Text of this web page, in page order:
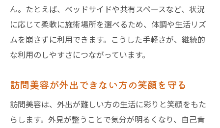
ん。たとえば、ベッドサイドや共有スペースなど、状況
に応じて柔軟に施術場所を選べるため、体調や生活リズ
ムを崩さずに利用できます。こうした手軽さが、継続的
な利用のしやすさにつながっています。
訪問美容が外出できない方の笑顔を守る
訪問美容は、外出が難しい方の生活に彩りと笑顔をもた
らします。外見が整うことで気分が明るくなり、自己肯